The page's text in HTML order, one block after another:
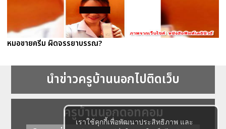
เราใช้คุกกี้เพื่อพัฒนาประสิทธิภาพ และ
หมอขายครีม ผิดจรรยาบรรณ?
นำข่าวครูบ้านนอกไปติดเว็บ
ครูบ้านนอกดอทคอม